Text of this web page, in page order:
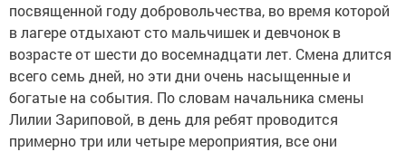
посвященной году добровольчества, во время которой
в лагере отдыхают сто мальчишек и девчонок в
возрасте от шести до восемнадцати лет. Смена длится
всего семь дней, но эти дни очень насыщенные и
богатые на события. По словам начальника смены
Лилии Зариповой, в день для ребят проводится
примерно три или четыре мероприятия, все они